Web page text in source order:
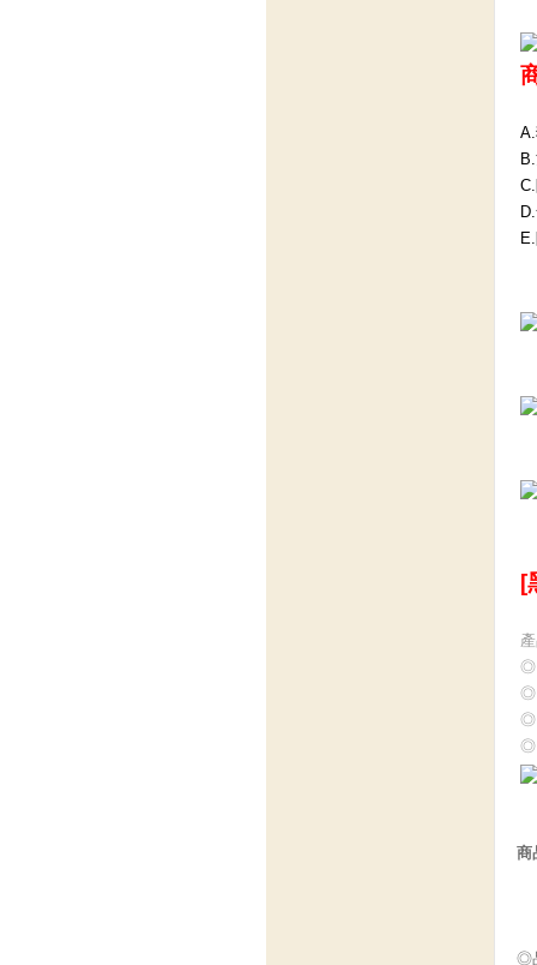
[
◎
◎
◎
◎
商
◎